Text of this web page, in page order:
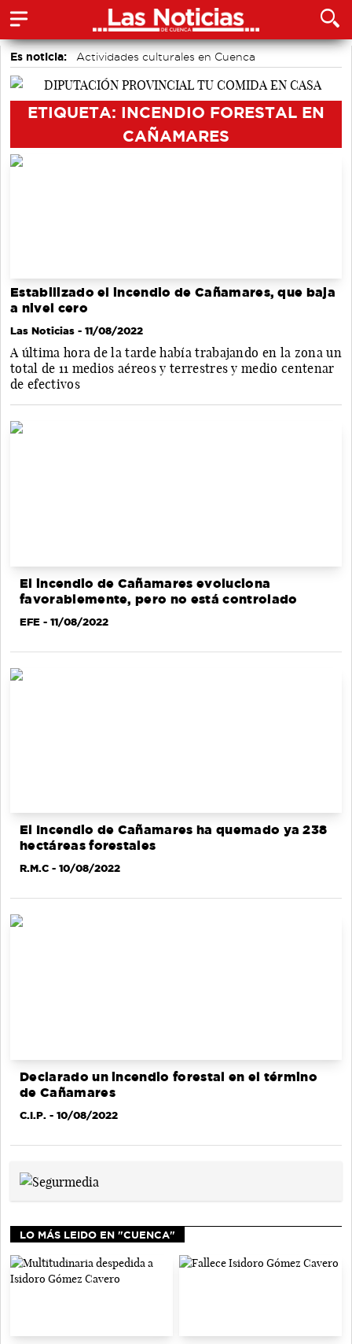
Es noticia:
Actividades culturales en Cuenca
Medio Ambiente
ETIQUETA: INCENDIO FORESTAL EN
CAÑAMARES
Estabilizado el incendio de Cañamares, que baja
a nivel cero
Las Noticias - 11/08/2022
A última hora de la tarde había trabajando en la zona un
total de 11 medios aéreos y terrestres y medio centenar
de efectivos
El incendio de Cañamares evoluciona
favorablemente, pero no está controlado
EFE - 11/08/2022
El Incendio de Cañamares ha quemado ya 238
hectáreas forestales
R.M.C - 10/08/2022
Declarado un incendio forestal en el término
de Cañamares
C.I.P. - 10/08/2022
LO MÁS LEIDO EN "CUENCA"